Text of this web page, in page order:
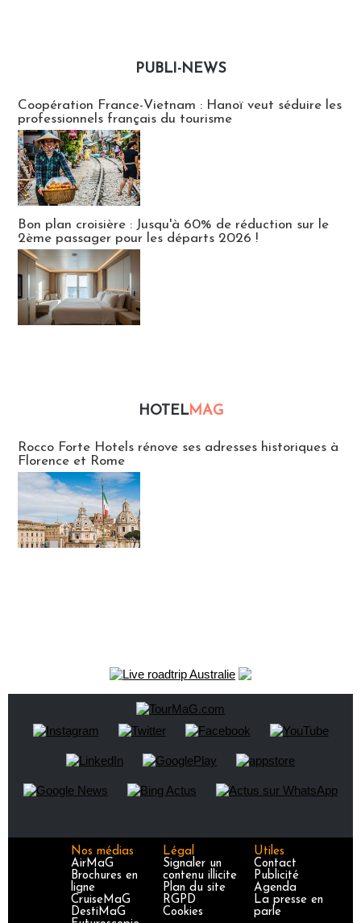
PUBLI-NEWS
Coopération France-Vietnam : Hanoï veut séduire les
professionnels français du tourisme
Bon plan croisière : Jusqu'à 60% de réduction sur le
2ème passager pour les départs 2026 !
HOTELMAG
Rocco Forte Hotels rénove ses adresses historiques à
Florence et Rome
Nos médias
AirMaG
Brochures en
ligne
CruiseMaG
DestiMaG
Légal
Signaler un
contenu illicite
Plan du site
RGPD
Cookies
Utiles
Contact
Publicité
Agenda
La presse en
parle